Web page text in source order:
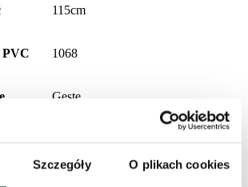
Szczegóły O plikach cookies
115cm
PVC 1068
Gęste
3D/PVC 0/100